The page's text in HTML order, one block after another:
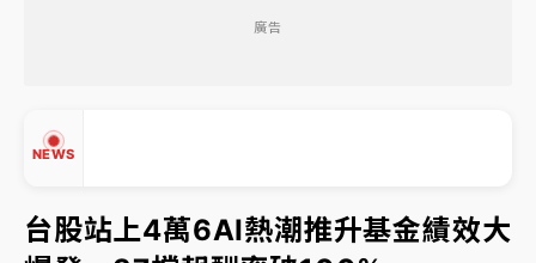
廣告
NEWS
最好玩的父親節！「爸氣集合」出發工程冒險島 邀社
福孩童齊暢玩
強風長浪襲馬祖！「白海豚」逼近劃設警戒區 違規戲
水觀浪恐重罰失血
台股站上4萬6AI熱潮推升基金績效大